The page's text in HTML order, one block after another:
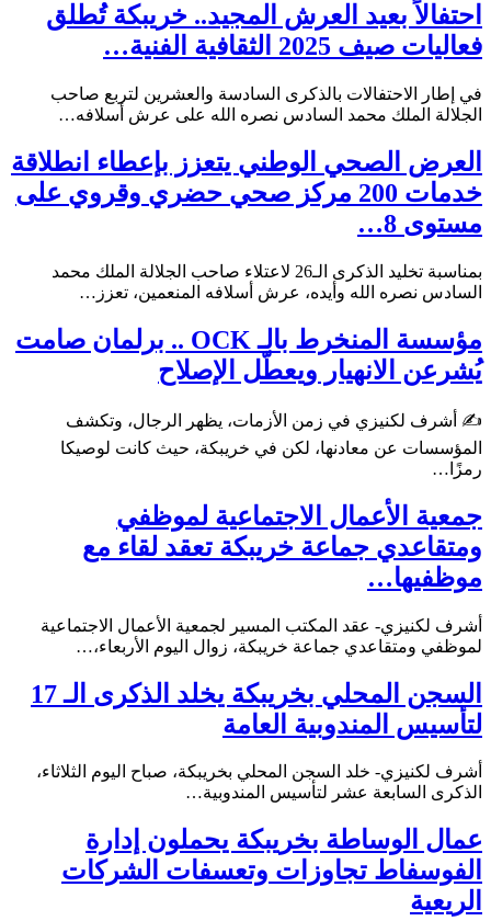
احتفالاً بعيد العرش المجيد.. خريبكة تُطلق
فعاليات صيف 2025 الثقافية الفنية…
في إطار الاحتفالات بالذكرى السادسة والعشرين لتربع صاحب
الجلالة الملك محمد السادس نصره الله على عرش أسلافه…
العرض الصحي الوطني يتعزز بإعطاء انطلاقة
خدمات 200 مركز صحي حضري وقروي على
مستوى 8…
بمناسبة تخليد الذكرى الـ26 لاعتلاء صاحب الجلالة الملك محمد
السادس نصره الله وأيده، عرش أسلافه المنعمين، تعزز…
مؤسسة المنخرط بالـ OCK .. برلمان صامت
يُشرعن الانهيار ويعطّل الإصلاح
✍ أشرف لكنيزي في زمن الأزمات، يظهر الرجال، وتكشف
المؤسسات عن معادنها، لكن في خريبكة، حيث كانت لوصيكا
رمزًا…
جمعية الأعمال الاجتماعية لموظفي
ومتقاعدي جماعة خريبكة تعقد لقاء مع
موظفيها…
أشرف لكنيزي- عقد المكتب المسير لجمعية الأعمال الاجتماعية
لموظفي ومتقاعدي جماعة خريبكة، زوال اليوم الأربعاء،…
السجن المحلي بخريبكة يخلد الذكرى الـ 17
لتأسيس المندوبية العامة
أشرف لكنيزي- خلد السجن المحلي بخريبكة، صباح اليوم الثلاثاء،
الذكرى السابعة عشر لتأسيس المندوبية…
عمال الوساطة بخريبكة يحملون إدارة
الفوسفاط تجاوزات وتعسفات الشركات
الريعية